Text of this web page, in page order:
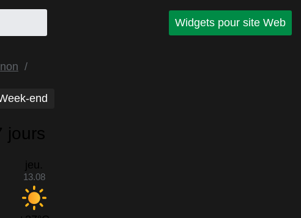
Widgets pour site Web
end
jours
jeu.
13.08